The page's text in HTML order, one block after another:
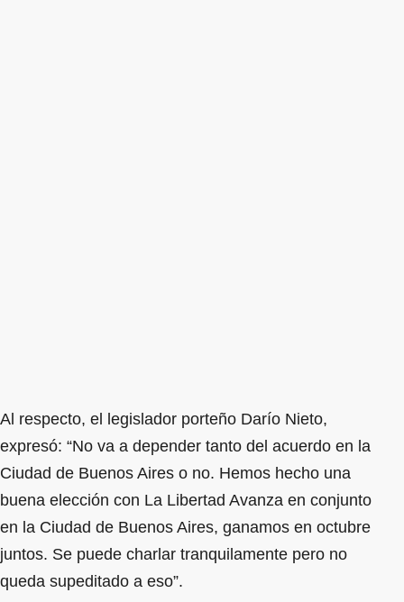
Al respecto, el legislador porteño Darío Nieto,
expresó: “No va a depender tanto del acuerdo en la
Ciudad de Buenos Aires o no. Hemos hecho una
buena elección con La Libertad Avanza en conjunto
en la Ciudad de Buenos Aires, ganamos en octubre
juntos. Se puede charlar tranquilamente pero no
queda supeditado a eso”.